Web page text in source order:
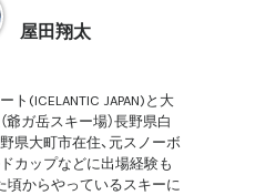
屋田翔太
(ICELANTIC JAPAN)と大
ガ岳スキー場）長野県白
県大町市在住、元スノーボ
カップなどに出場経験も
頃からやっているスキーに